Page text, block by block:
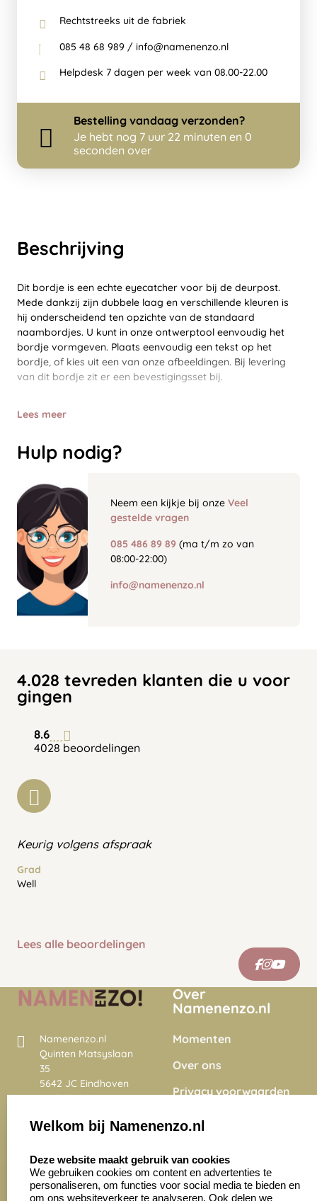
Beschrijving
Dit bordje is een echte eyecatcher voor bij de deurpost.
Mede dankzij zijn dubbele laag en verschillende kleuren is
hij onderscheidend ten opzichte van de standaard
naambordjes. U kunt in onze ontwerptool eenvoudig het
bordje vormgeven. Plaats eenvoudig een tekst op het
bordje, of kies uit een van onze afbeeldingen. Bij levering
van dit bordje zit er een bevestigingsset bij.
Lees meer
Hulp nodig?
Neem een kijkje bij onze Veel
gestelde vragen
085 486 89 89 (ma t/m zo van
08:00-22:00)
info@namenenzo.nl
Rechtstreeks uit de fabriek
085 48 68 989 / info@namenenzo.nl
Helpdesk 7 dagen per week van 08.00-22.00
Bestelling vandaag verzonden?
Je hebt nog 7 uur 22 minuten en 0
seconden over
4.028 tevreden klanten die u voor
gingen
8.6
4028 beoordelingen
Keurig volgens afspraak
Grad
Well
Lees alle beoordelingen
Namenenzo.nl
Quinten Matsyslaan
35
5642 JC Eindhoven
Nederland
4028 beoordelingen
Over
Namenenzo.nl
Momenten
Over ons
Privacy voorwaarden
Onze vacatures
Zakelijk: Klantenservice:
Welkom bij Namenenzo.nl
Deze website maakt gebruik van cookies
We gebruiken cookies om content en advertenties te
personaliseren, om functies voor social media te bieden en
om ons websiteverkeer te analyseren. Ook delen we